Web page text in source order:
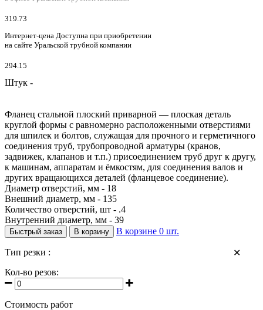
319.73
Интернет-цена Доступна при приобретении
на сайте Уральской трубной компании
294.15
Штук -
Фланец стальной плоский приварной — плоская деталь
круглой формы с равномерно расположенными отверстиями
для шпилек и болтов, служащая для прочного и герметичного
соединения труб, трубопроводной арматуры (кранов,
задвижек, клапанов и т.п.) присоединением труб друг к другу,
к машинам, аппаратам и ёмкостям, для соединения валов и
других вращающихся деталей (фланцевое соединение).
Диаметр отверстий, мм - 18
Внешний диаметр, мм - 135
Количество отверстий, шт - .4
Внутренний диаметр, мм - 39
Быстрый заказ В корзину В корзине 0 шт.
✕
Тип резки :
Кол-во резов:
Стоимость работ